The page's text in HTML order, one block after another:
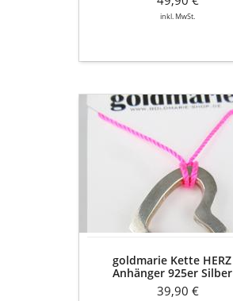
inkl. MwSt.
goldmarie
Kette
goldmarie Kette HERZ
Anhänger 925er Silber
39,90 €